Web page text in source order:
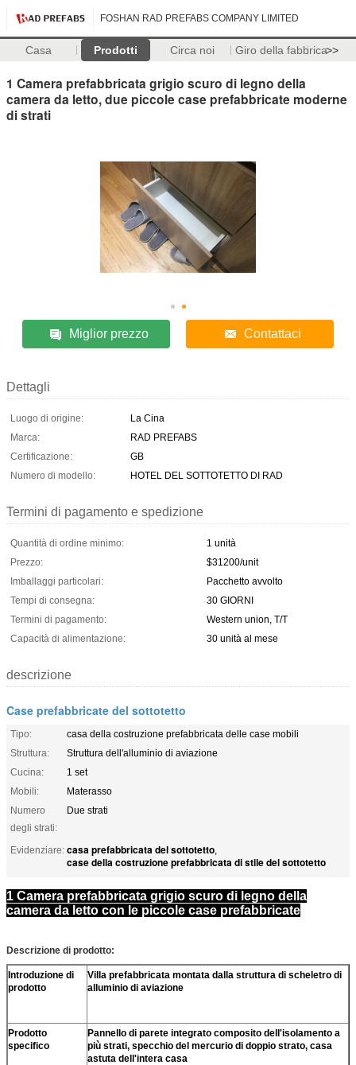
FOSHAN RAD PREFABS COMPANY LIMITED
Casa Prodotti Circa noi Giro della fabbrica>>
1 Camera prefabbricata grigio scuro di legno della
camera da letto, due piccole case prefabbricate moderne
di strati
Miglior prezzo Contattaci
Dettagli
Luogo di origine:
La Cina
Marca:
RAD PREFABS
Certificazione:
GB
Numero di modello:
HOTEL DEL SOTTOTETTO DI RAD
Termini di pagamento e spedizione
Quantità di ordine minimo:
1 unità
Prezzo:
$31200/unit
Imballaggi particolari:
Pacchetto avvolto
Tempi di consegna:
30 GIORNI
Termini di pagamento:
Western union, T/T
Capacità di alimentazione:
30 unità al mese
descrizione
Case prefabbricate del sottotetto
Tipo:
casa della costruzione prefabbricata delle case mobili
Struttura:
Struttura dell'alluminio di aviazione
Cucina:
1 set
Mobili:
Materasso
Numero
degli strati:
Due strati
Evidenziare: casa prefabbricata del sottotetto,
case della costruzione prefabbricata di stile del sottotetto
1 Camera prefabbricata grigio scuro di legno della
camera da letto con le piccole case prefabbricate
Descrizione di prodotto:
Introduzione di
prodotto
Villa prefabbricata montata dalla struttura di scheletro di
alluminio di aviazione
Prodotto
specifico
Pannello di parete integrato composito dell'isolamento a
più strati, specchio del mercurio di doppio strato, casa
astuta dell'intera casa